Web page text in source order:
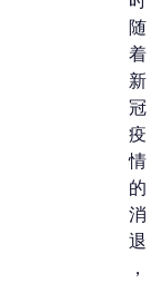
随
着
新
冠
疫
情
的
消
退
，